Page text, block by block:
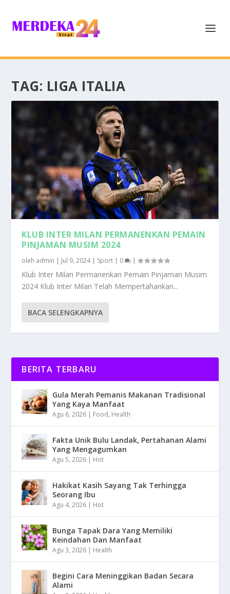
TAG: LIGA ITALIA
KLUB INTER MILAN PERMANENKAN PEMAIN
PINJAMAN MUSIM 2024
oleh admin | Jul 9, 2024| Sport | 0 |
Klub Inter Milan Permanenkan Pemain Pinjaman Musim
2024 Klub Inter Milan Telah Mempertahankan...
BACA SELENGKAPNYA
BERITA TERBARU
Gula Merah Pemanis Makanan Tradisional
Yang Kaya Manfaat
Agu 6, 2026 | Food, Health
Fakta Unik Bulu Landak, Pertahanan Alami
Yang Mengagumkan
Agu 5, 2026 | Hot
Hakikat Kasih Sayang Tak Terhingga
Seorang Ibu
Agu 4, 2026 | Hot
Bunga Tapak Dara Yang Memiliki
Keindahan Dan Manfaat
Agu 3, 2026 | Health
Begini Cara Meninggikan Badan Secara
Alami